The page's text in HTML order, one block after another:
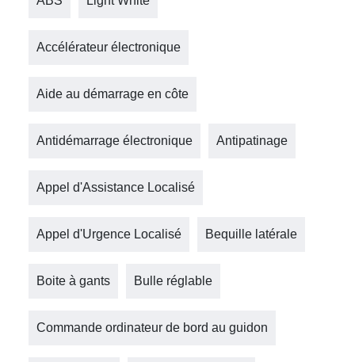
Accélérateur électronique
Aide au démarrage en côte
Antidémarrage électronique Antipatinage
Appel d'Assistance Localisé
Appel d'Urgence Localisé Bequille latérale
Boite à gants Bulle réglable
Commande ordinateur de bord au guidon